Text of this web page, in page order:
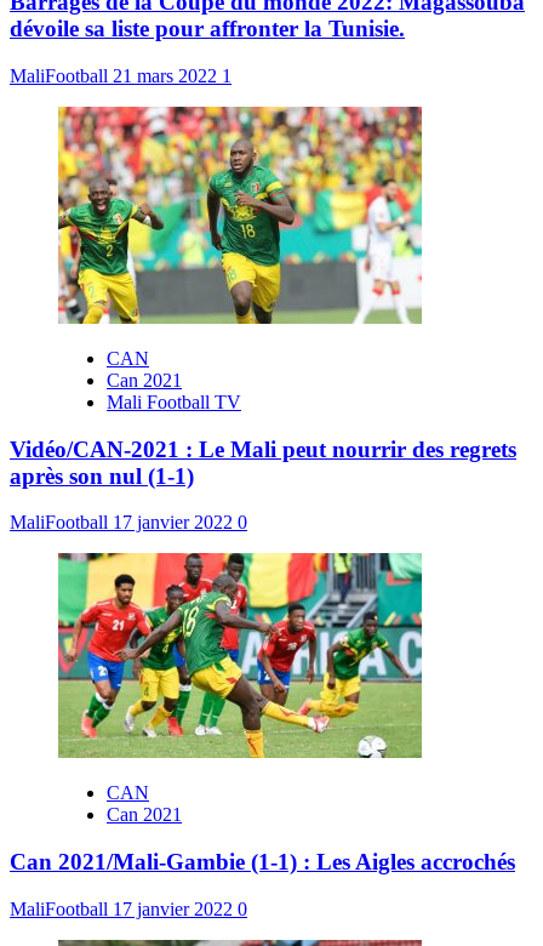
dévoile sa liste pour affronter la Tunisie.
MaliFootball 21 mars 2022 1
CAN
Can 2021
Mali Football TV
Vidéo/CAN-2021 : Le Mali peut nourrir des regrets
après son nul (1-1)
MaliFootball 17 janvier 2022 0
CAN
Can 2021
Can 2021/Mali-Gambie (1-1) : Les Aigles accrochés
MaliFootball 17 janvier 2022 0